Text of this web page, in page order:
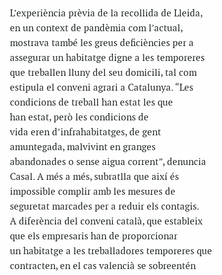
L’experiència prèvia de la recollida de Lleida,
en un context de pandèmia com l’actual,
mostrava també les greus deficiències per a
assegurar un habitatge digne a les temporeres
que treballen lluny del seu domicili, tal com
estipula el conveni agrari a Catalunya. “Les
condicions de treball han estat les que
han estat, però les condicions de
vida eren d’infrahabitatges, de gent
amuntegada, malvivint en granges
abandonades o sense aigua corrent”, denuncia
Casal. A més a més, subratlla que així és
impossible complir amb les mesures de
seguretat marcades per a reduir els contagis.
A diferència del conveni català, que estableix
que els empresaris han de proporcionar
un habitatge a les treballadores temporeres que
contracten, en el cas valencià se sobreentén